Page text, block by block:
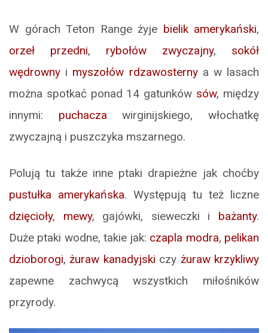
W górach Teton Range żyje bielik amerykański,
orzeł przedni, rybołów zwyczajny, sokół
wędrowny i myszołów rdzawosternya w lasach
można spotkać ponad 14 gatunków sów, między
innymi: puchacza wirginijskiego, włochatkę
zwyczajną i puszczyka mszarnego.
Polują tu także inne ptaki drapieżne jak choćby
pustułka amerykańska. Występują tu też liczne
dzięcioły, mewy, gajówki, sieweczki i bażanty.
Duże ptaki wodne, takie jak: czapla modra, pelikan
dzioborogi,żuraw kanadyjski czy żuraw krzykliwy
zapewne zachwycą wszystkich miłośników
przyrody.